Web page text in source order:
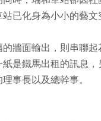
已化身為小小的藝文
牆面輸出，則串聯
是鐵馬出租的訊息
事長以及總幹事。